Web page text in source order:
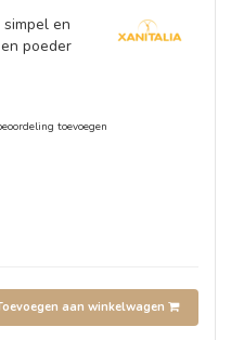
en
poeder
toevoegen
aan winkelwagen